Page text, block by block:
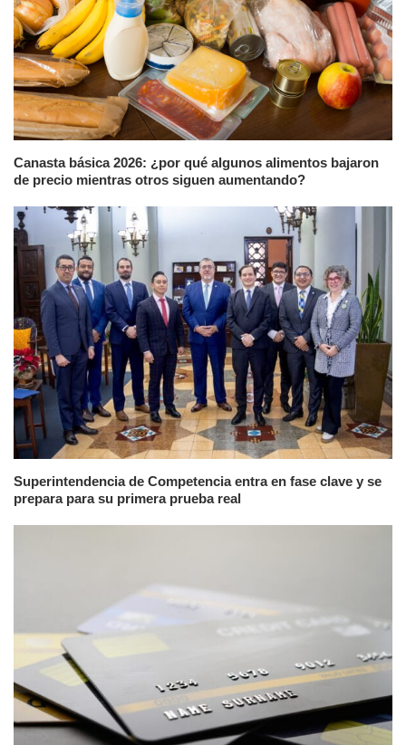
Canasta básica 2026: ¿por qué algunos alimentos bajaron
de precio mientras otros siguen aumentando?
Superintendencia de Competencia entra en fase clave y se
prepara para su primera prueba real